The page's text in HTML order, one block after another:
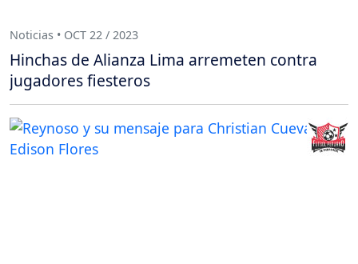
Noticias • OCT 22 / 2023
Hinchas de Alianza Lima arremeten contra
jugadores fiesteros